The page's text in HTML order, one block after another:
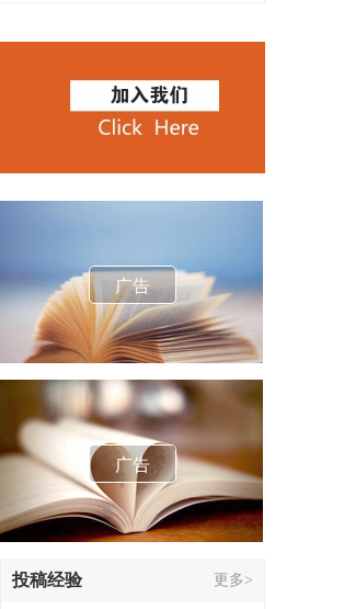
广告
广告
投稿经验 更多>